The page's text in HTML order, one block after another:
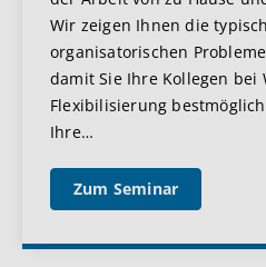
Wir zeigen Ihnen die
organisatorischen
damit Sie Ihre Kollegen bei
Flexibilisierung
Ihre…
Zum Seminar